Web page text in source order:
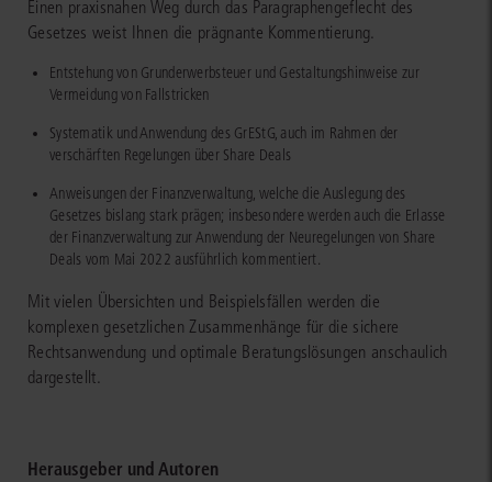
Einen praxisnahen Weg durch das Paragraphengeflecht des
Gesetzes weist Ihnen die prägnante Kommentierung.
Entstehung von Grunderwerbsteuer und Gestaltungshinweise zur
Vermeidung von Fallstricken
Systematik und Anwendung des GrEStG, auch im Rahmen der
verschärften Regelungen über Share Deals
Anweisungen der Finanzverwaltung, welche die Auslegung des
Gesetzes bislang stark prägen; insbesondere werden auch die Erlasse
der Finanzverwaltung zur Anwendung der Neuregelungen von Share
Deals vom Mai 2022 ausführlich kommentiert.
Mit vielen Übersichten und Beispielsfällen werden die
komplexen gesetzlichen Zusammenhänge für die sichere
Rechtsanwendung und optimale Beratungslösungen anschaulich
dargestellt.
Herausgeber und Autoren